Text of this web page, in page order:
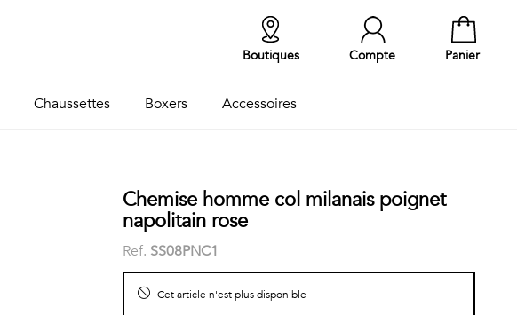
Panier
Compte
Boutiques
Chaussettes Boxers Accessoires
Chemise homme col milanais poignet
napolitain rose
Ref. SS08PNC1
Cet article n'est plus disponible